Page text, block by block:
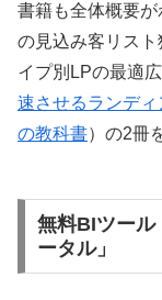
書籍も全体概要
の見込み客リス
イプ別LPの最適
速させるランデ
の教科書）の2冊
無料BIツー
ータル」